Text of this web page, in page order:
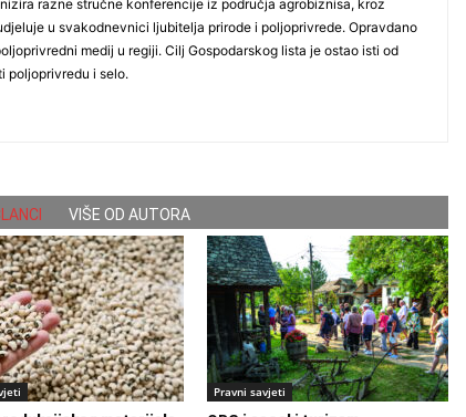
razne stručne konferencije iz područja agrobiznisa, kroz
u svakodnevnici ljubitelja prirode i poljoprivrede. Opravdano
medij u regiji. Cilj Gospodarskog lista je ostao isti od
poljoprivredu i selo.
VIŠE OD AUTORA
Pravni savjeti